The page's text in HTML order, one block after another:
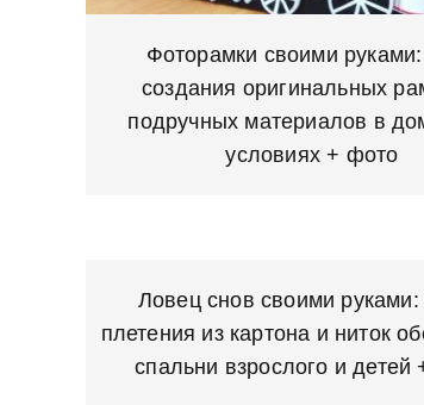
Фоторамки своими
создания оригинальных
подручных материалов в
условиях + фото
Ловец снов своими руками:
плетения из картона и ниток
спальни взрослого и детей